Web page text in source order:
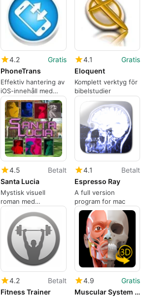
4.2
Gratis
PhoneTrans
Effektiv hantering av
iOS-innehåll med
PhoneTrans
4.1
Gratis
Eloquent
Komplett verktyg för
bibelstudier
4.5
Betalt
Santa Lucia
Mystisk visuell
roman med
universitetsliv
4.1
Betalt
Espresso Ray
A full version
program for mac
4.2
Betalt
Fitness Trainer
4.9
Gratis
Muscular System Lite - Upper Limb - 3D Atlas of Anatomy